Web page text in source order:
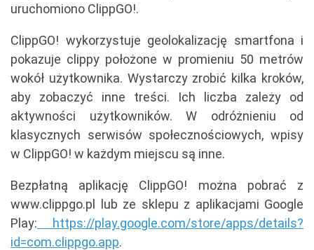
uruchomiono ClippGO!.
ClippGO! wykorzystuje geolokalizację smartfona i
pokazuje clippy położone w promieniu 50 metrów
wokół użytkownika. Wystarczy zrobić kilka kroków,
aby zobaczyć inne treści. Ich liczba zależy od
aktywności użytkowników. W odróżnieniu od
klasycznych serwisów społecznościowych, wpisy
w ClippGO! w każdym miejscu są inne.
Bezpłatną aplikację ClippGO! można pobrać z
www.clippgo.pl lub ze sklepu z aplikacjami Google
Play: https://play.google.com/store/apps/details?
id=com.clippgo.app.